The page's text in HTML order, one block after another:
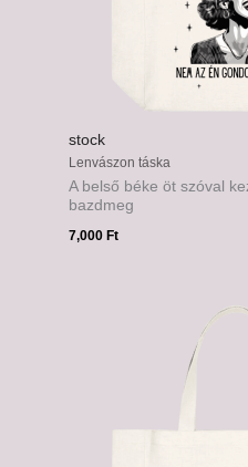
stock
Lenvászon táska
A belső béke öt szóval
bazdmeg
7,000 Ft